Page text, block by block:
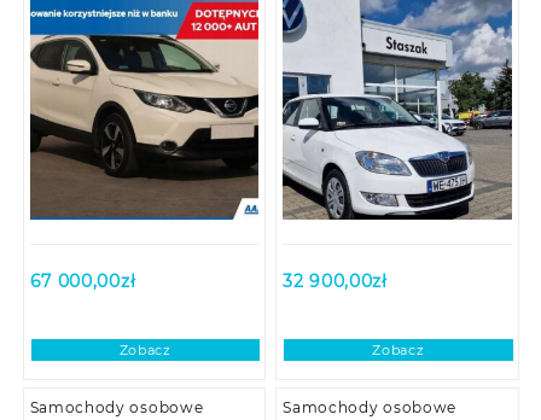
67 000,00zł
Zobacz
32 900,00zł
Zobacz
Samochody osobowe Samochody osobowe